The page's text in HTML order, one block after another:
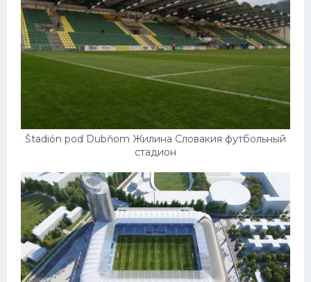
Štadión pod Dubňom Жилина Словакия футбольный
стадион